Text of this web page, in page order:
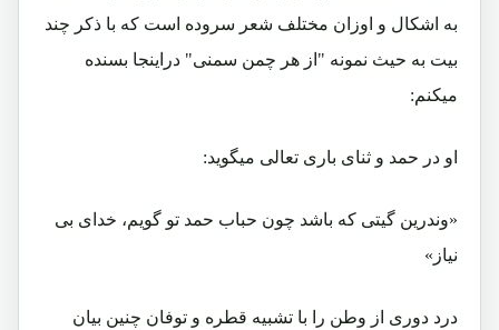
به اشکال و اوزان مختلف شعر سروده است که با ذکر چند
بیت به حیث نمونه "از هر چمن سمنی" دراینجا بسنده
میکنم:
او در حمد و ثنای باری تعالی میگوید:
«وندرین گیتی که باشد چون حباب حمد تو گویم، خدای بی
نیاز»
درد دوری از وطن را با تشبیه قطره و توفان چنین بیان